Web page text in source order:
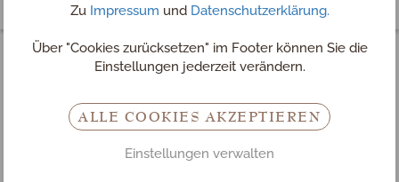
Seminarhotel in
Oberösterreich:INNsHOLZ
im Mühlviertel
Zu Impressum und Datenschutzerklärung.
Über "Cookies zurücksetzen" im Footer können Sie die
Einstellungen jederzeit verändern.
ALLE COOKIES AKZEPTIEREN
Einstellungen verwalten